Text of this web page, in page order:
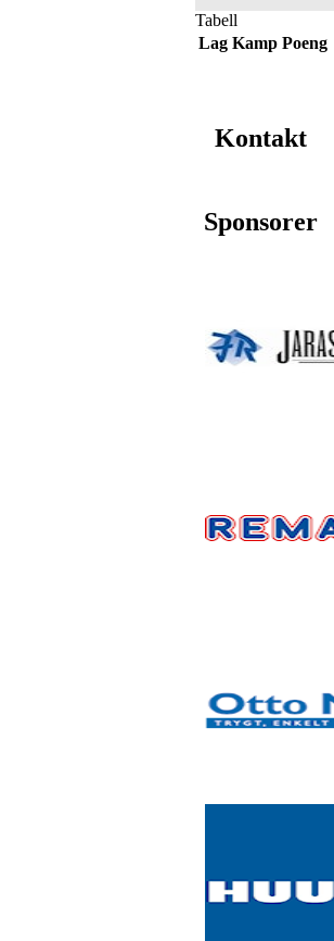
Tabell
Lag Kamp Poeng
Kontakt
Sponsorer